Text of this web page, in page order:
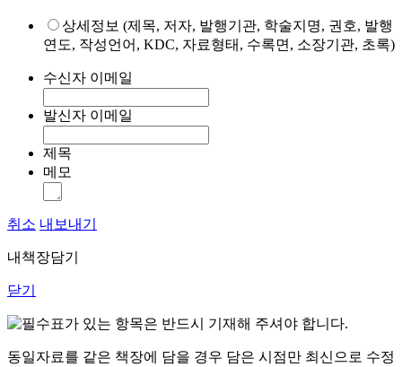
상세정보 (제목, 저자, 발행기관, 학술지명, 권호, 발행
연도, 작성언어, KDC, 자료형태, 수록면, 소장기관, 초록)
수신자 이메일
발신자 이메일
제목
메모
취소 내보내기
내책장담기
닫기
표가 있는 항목은 반드시 기재해 주셔야 합니다.
동일자료를 같은 책장에 담을 경우 담은 시점만 최신으로 수정